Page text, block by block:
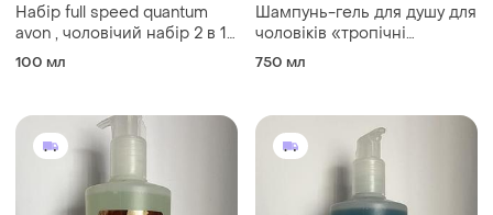
Набір full speed quantum
avon , чоловічий набір 2 в 1 ,
фул спід квантум
100 мл
Шампунь-гель для душу для
чоловіків «тропічні
джунглі», 720 мл. avon
750 мл